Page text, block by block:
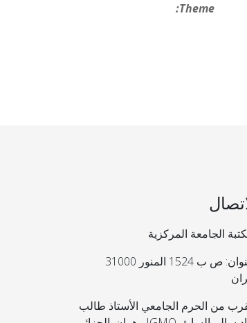
Theme:
الجامعة المركزية
العنوان: ص ب 1524 المنور 31000
من الحرم الجامعي الأستاذ طالب